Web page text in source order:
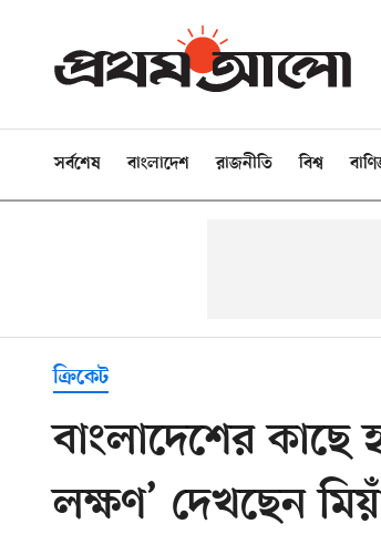
সর্বশেষ বাংলাদেশ রাজনীতি বিশ্ব
ক্রিকেট
বাংলাদেশের কাছে
লক্ষণ’ দেখছেন